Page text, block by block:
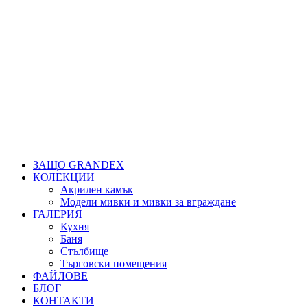
ЗАЩО GRANDEX
КОЛЕКЦИИ
Акрилен камък
Модели мивки и мивки за вграждане
ГАЛЕРИЯ
Кухня
Баня
Стълбище
Търговски помещения
ФАЙЛОВЕ
БЛОГ
КОНТАКТИ